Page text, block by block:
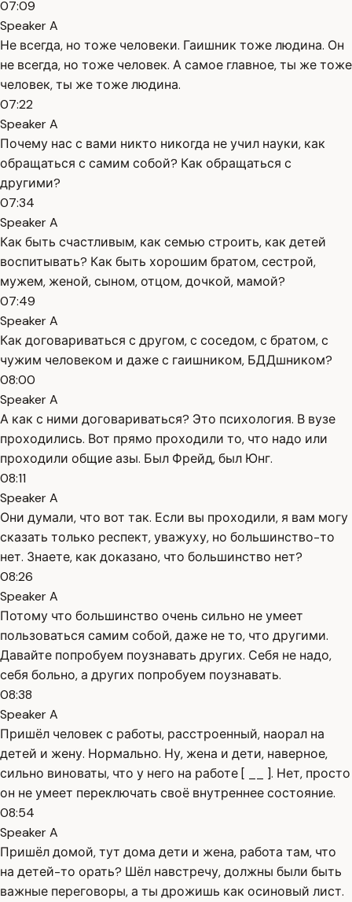
07:09
Speaker A
Не всегда, но тоже человеки. Гаишник тоже людина. Он
не всегда, но тоже человек. А самое главное, ты же тоже
человек, ты же тоже людина.
07:22
Speaker A
Почему нас с вами никто никогда не учил науки, как
обращаться с самим собой? Как обращаться с
другими?
07:34
Speaker A
Как быть счастливым, как семью строить, как детей
воспитывать? Как быть хорошим братом, сестрой,
мужем, женой, сыном, отцом, дочкой, мамой?
07:49
Speaker A
Как договариваться с другом, с соседом, с братом, с
чужим человеком и даже с гаишником, БДДшником?
08:00
Speaker A
А как с ними договариваться? Это психология. В вузе
проходились. Вот прямо проходили то, что надо или
проходили общие азы. Был Фрейд, был Юнг.
08:11
Speaker A
Они думали, что вот так. Если вы проходили, я вам могу
сказать только респект, уважуху, но большинство-то
нет. Знаете, как доказано, что большинство нет?
08:26
Speaker A
Потому что большинство очень сильно не умеет
пользоваться самим собой, даже не то, что другими.
Давайте попробуем поузнавать других. Себя не надо,
себя больно, а других попробуем поузнавать.
08:38
Speaker A
Пришёл человек с работы, расстроенный, наорал на
детей и жену. Нормально. Ну, жена и дети, наверное,
сильно виноваты, что у него на работе [ __ ]. Нет, просто
он не умеет переключать своё внутреннее состояние.
08:54
Speaker A
Пришёл домой, тут дома дети и жена, работа там, что
на детей-то орать? Шёл навстречу, должны были быть
важные переговоры, а ты дрожишь как осиновый лист.